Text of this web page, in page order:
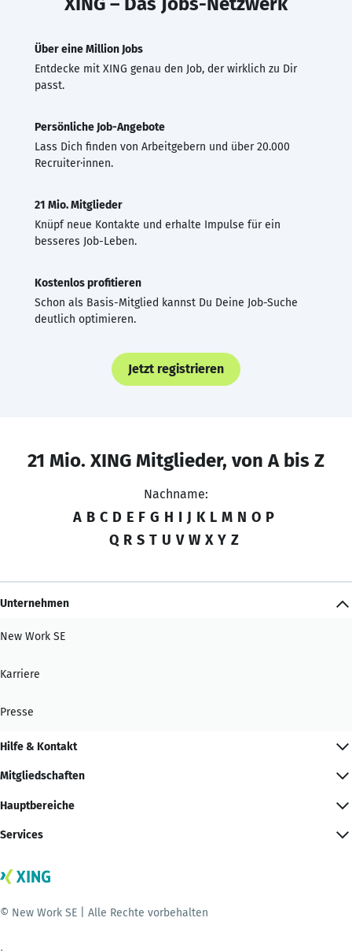
Über eine Million Jobs
Entdecke mit XING genau den Job, der wirklich zu Dir
passt.
Persönliche Job-Angebote
Lass Dich finden von Arbeitgebern und über 20.000
Recruiter·innen.
21 Mio. Mitglieder
Knüpf neue Kontakte und erhalte Impulse für ein
besseres Job-Leben.
Kostenlos profitieren
Schon als Basis-Mitglied kannst Du Deine Job-Suche
deutlich optimieren.
Jetzt registrieren
21 Mio. XING Mitglieder, von A bis Z
Nachname:
A B C D E F G H I J K L M N O P
Q R S T U V W X Y Z
Unternehmen
New Work SE
Karriere
Presse
Hilfe & Kontakt
Mitgliedschaften
Hauptbereiche
Services
© New Work SE | Alle Rechte vorbehalten